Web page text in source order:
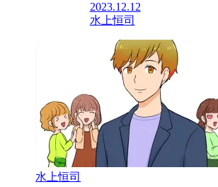
2023.12.12
水上恒司
水上恒司